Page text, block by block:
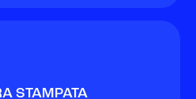
STAMPATA